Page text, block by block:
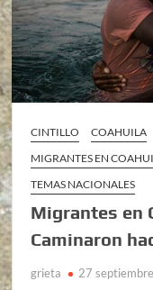
CINTILLO COAHUILA
MIGRANTES EN
TEMAS NACIONALES
Migrantes en
Caminaron
grieta 27